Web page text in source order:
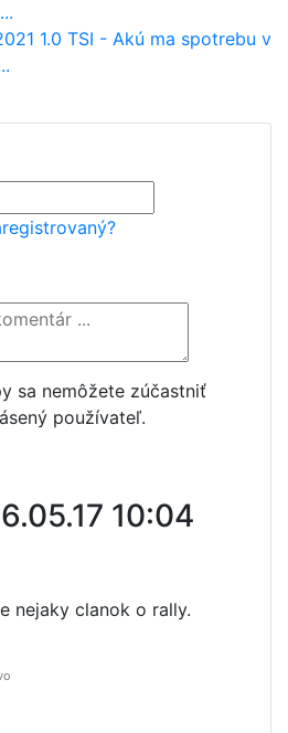
1.0 TSI - Akú ma spotrebu v
sa nemôžete zúčastniť
používateľ.
10:04
nejaky clanok o rally.